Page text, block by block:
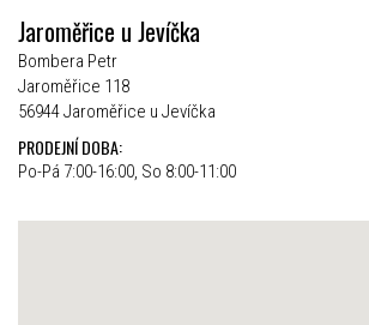
Jaroměřice u Jevíčka
Bombera Petr
Jaroměřice 118
56944 Jaroměřice u Jevíčka
PRODEJNÍ DOBA:
Po-Pá 7:00-16:00, So 8:00-11:00